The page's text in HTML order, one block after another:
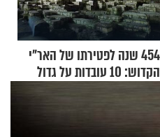
454 שנה לפטירתו של האר"י
הקדוש: 10 עובדות על גדול